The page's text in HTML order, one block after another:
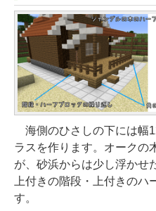
海側のひさしの下には幅
ラスを作ります。オークの
が、砂浜からは少し浮かせ
上付きの階段・上付きのハ
す。